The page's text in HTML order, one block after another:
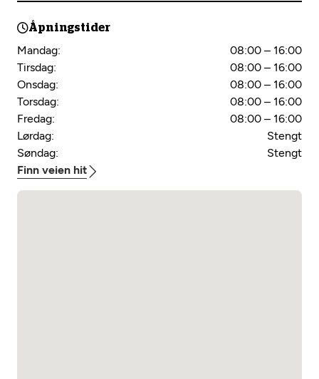
Åpningstider
Mandag:
08:00 – 16:00
Tirsdag:
08:00 – 16:00
Onsdag:
08:00 – 16:00
Torsdag:
08:00 – 16:00
Fredag:
08:00 – 16:00
Lørdag:
Stengt
Søndag:
Stengt
Finn veien hit